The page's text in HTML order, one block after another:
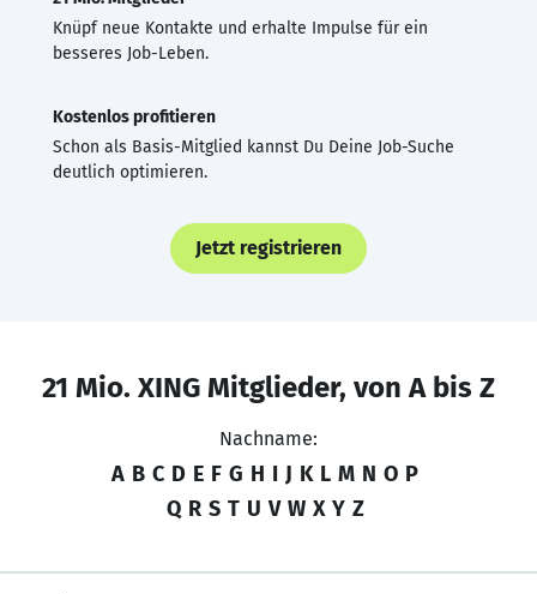
Knüpf neue Kontakte und erhalte Impulse für ein
besseres Job-Leben.
Kostenlos profitieren
Schon als Basis-Mitglied kannst Du Deine Job-Suche
deutlich optimieren.
Jetzt registrieren
21 Mio. XING Mitglieder, von A bis Z
Nachname:
A B C D E F G H I J K L M N O P
Q R S T U V W X Y Z